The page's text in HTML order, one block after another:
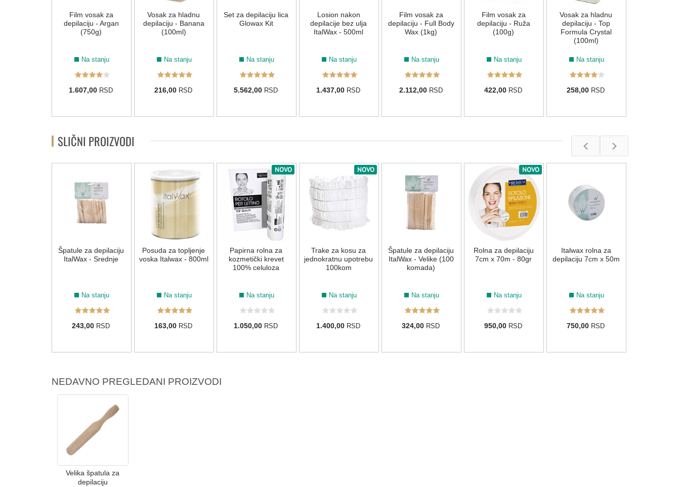
Film vosak za
depilaciju - Argan
(750g)
Na stanju
1.607,00 RSD
Vosak za hladnu
depilaciju - Banana
(100ml)
Na stanju
216,00 RSD
Set za depilaciju lica
Glowax Kit
Na stanju
5.562,00 RSD
Losion nakon
depilacije bez ulja
ItalWax - 500ml
Na stanju
1.437,00 RSD
Film vosak za
depilaciju - Full Body
Wax (1kg)
Na stanju
2.112,00RSD
Film vosak za
depilaciju - Ruža
(100g)
Na stanju
422,00 RSD
Vosak za hladnu
depilaciju - Top
Formula Crystal
(100ml)
Na stanju
258,00 RSD
SLIČNI PROIZVODI
Špatule za depilaciju
ItalWax - Srednje
Na stanju
243,00 RSD
Posuda za topljenje
voska Italwax - 800ml
Na stanju
163,00 RSD
NOVO
Papirna rolna za
kozmetički krevet
100% celuloza
Na stanju
1.050,00 RSD
NOVO
Trake za kosu za
jednokratnu upotrebu
100kom
Na stanju
1.400,00 RSD
Špatule za depilaciju
ItalWax - Velike (100
komada)
Na stanju
324,00 RSD
NOVO
Rolna za depilaciju
7cm x 70m - 80gr
Na stanju
950,00 RSD
Italwax rolna za
depilaciju 7cm x 50m
Na stanju
750,00 RSD
NEDAVNO PREGLEDANI PROIZVODI
Velika špatula za
depilaciju